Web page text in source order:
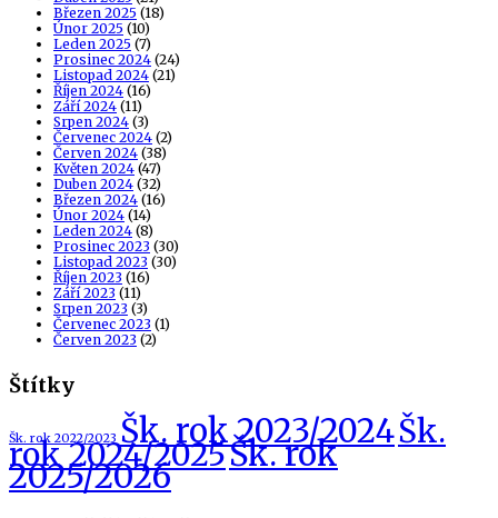
Březen 2025 (18)
Únor 2025 (10)
Leden 2025 (7)
Prosinec 2024 (24)
Listopad 2024 (21)
Říjen 2024 (16)
Září 2024 (11)
Srpen 2024 (3)
Červenec 2024 (2)
Červen 2024 (38)
Květen 2024 (47)
Duben 2024 (32)
Březen 2024 (16)
Únor 2024 (14)
Leden 2024 (8)
Prosinec 2023 (30)
Listopad 2023 (30)
Říjen 2023 (16)
Září 2023 (11)
Srpen 2023 (3)
Červenec 2023 (1)
Červen 2023 (2)
Štítky
Šk. rok 2022/2023 Šk. rok 2023/2024Šk.
rok 2024/2025Šk. rok
2025/2026